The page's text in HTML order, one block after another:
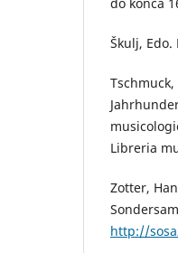
Škulj,
Libreria
Zotter,
http://